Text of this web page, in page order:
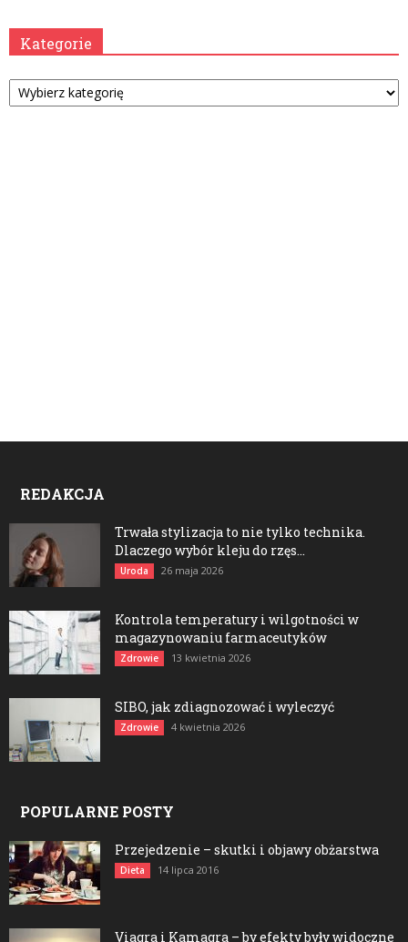
Kategorie
Kategorie
REDAKCJA
Trwała stylizacja to nie tylko technika.
Dlaczego wybór kleju do rzęs...
Uroda 26 maja 2026
Kontrola temperatury i wilgotności w
magazynowaniu farmaceutyków
Zdrowie 13 kwietnia 2026
SIBO, jak zdiagnozować i wyleczyć
Zdrowie 4 kwietnia 2026
POPULARNE POSTY
Przejedzenie – skutki i objawy obżarstwa
Dieta 14 lipca 2016
Viagra i Kamagra – by efekty były widoczne